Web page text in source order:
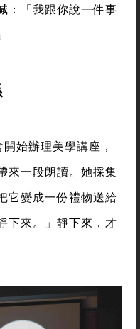
：「我跟你說一件事
始辦理美學講座，
來一段朗讀。她採集
它變成一份禮物送給
下來。」靜下來，才